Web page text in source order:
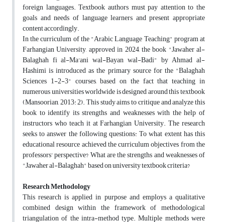
foreign languages. Textbook authors must pay attention to the
goals and needs of language learners and present appropriate
content accordingly.
In the curriculum of the "Arabic Language Teaching" program at
Farhangian University, approved in 2024, the book "Jawaher al-
Balaghah fi al-Ma'ani wal-Bayan wal-Badi" by Ahmad al-
Hashimi is introduced as the primary source for the "Balaghah
Sciences 1-2-3" courses, based on the fact that teaching in
numerous universities worldwide is designed around this textbook
(Mansoorian, 2013: 2). This study aims to critique and analyze this
book to identify its strengths and weaknesses with the help of
instructors who teach it at Farhangian University. The research
seeks to answer the following questions: To what extent has this
educational resource achieved the curriculum objectives from the
professors' perspective? What are the strengths and weaknesses of
"Jawaher al-Balaghah" based on university textbook criteria?
Research Methodology
This research is applied in purpose and employs a qualitative
combined design within the framework of methodological
triangulation of the intra-method type. Multiple methods were